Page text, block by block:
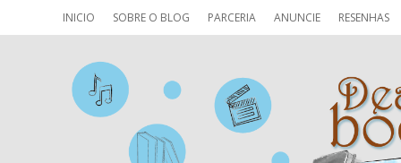
INICIO SOBRE O BLOG PARCERIA ANUNCIE RESENHAS